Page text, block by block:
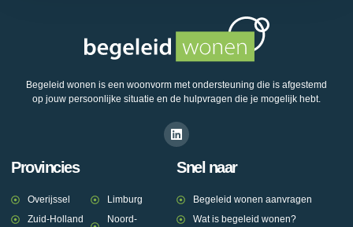
Begeleid wonen is een woonvorm met ondersteuning die is afgestemd
op jouw persoonlijke situatie en de hulpvragen die je mogelijk hebt.
Provincies
Overijssel
Zuid-Holland
Limburg
Noord-
Snel naar
Begeleid wonen aanvragen
Wat is begeleid wonen?